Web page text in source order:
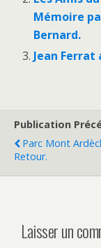
Mémoire
Bernard.
Jean Ferrat
Publication
Parc Mont
Retour.
Laisser un